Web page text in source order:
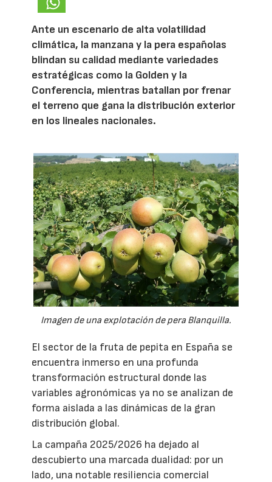
Ante un escenario de alta volatilidad
climática, la manzana y la pera españolas
blindan su calidad mediante variedades
estratégicas como la Golden y la
Conferencia, mientras batallan por frenar
el terreno que gana la distribución exterior
en los lineales nacionales.
Imagen de una explotación de pera Blanquilla.
El sector de la fruta de pepita en España se
encuentra inmerso en una profunda
transformación estructural donde las
variables agronómicas ya no se analizan de
forma aislada a las dinámicas de la gran
distribución global.
La campaña 2025/2026 ha dejado al
descubierto una marcada dualidad: por un
lado, una notable resiliencia comercial